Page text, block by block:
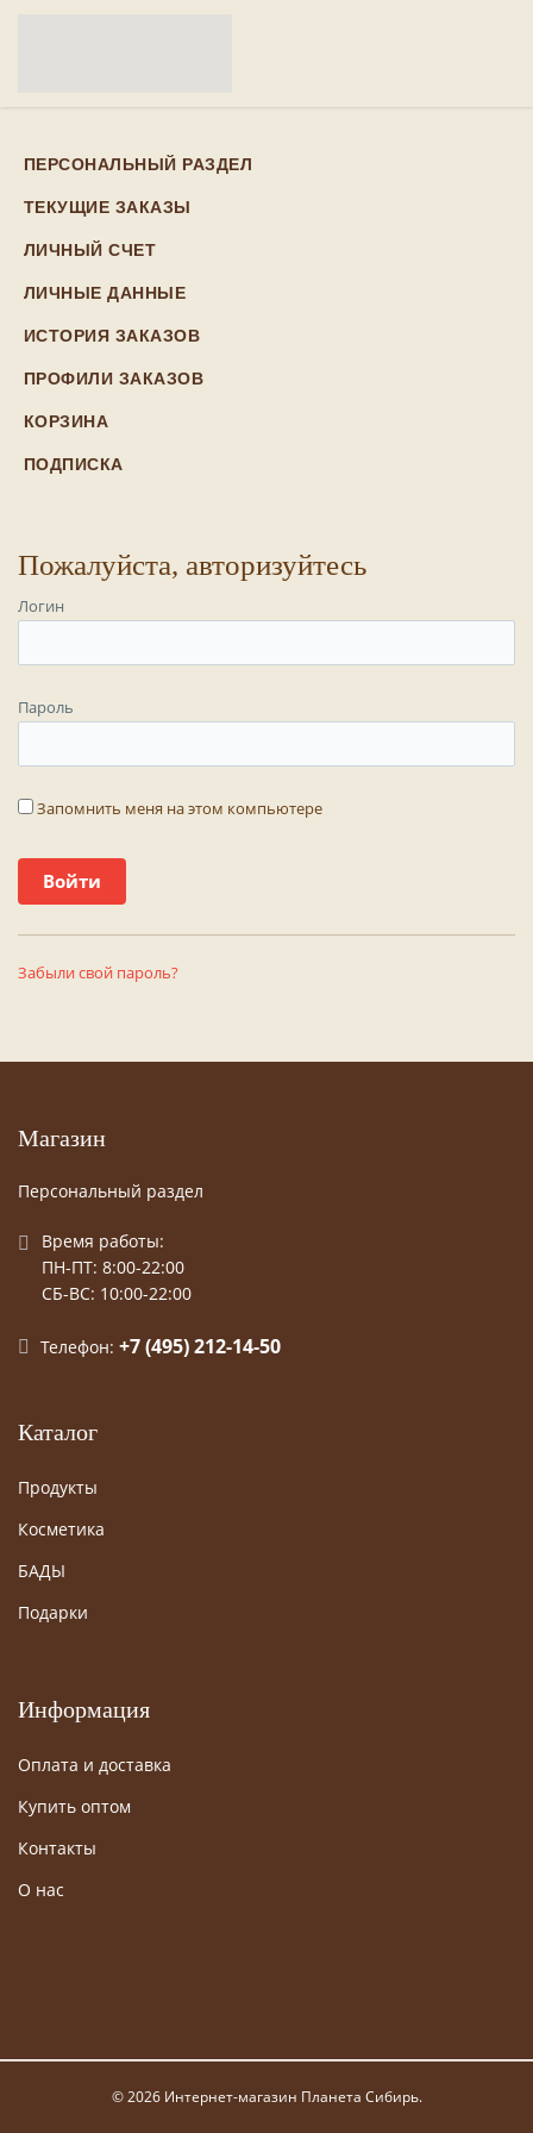
ПЕРСОНАЛЬНЫЙ РАЗДЕЛ
ТЕКУЩИЕ ЗАКАЗЫ
ЛИЧНЫЙ СЧЕТ
ЛИЧНЫЕ ДАННЫЕ
ИСТОРИЯ ЗАКАЗОВ
ПРОФИЛИ ЗАКАЗОВ
КОРЗИНА
ПОДПИСКА
Пожалуйста, авторизуйтесь
Логин
Пароль
Запомнить меня на этом компьютере
Забыли свой пароль?
Магазин
Персональный раздел
Время работы:
ПН-ПТ: 8:00-22:00
СБ-ВС: 10:00-22:00
Телефон: +7 (495) 212-14-50
Каталог
Продукты
Косметика
БАДЫ
Подарки
Информация
Оплата и доставка
Купить оптом
Контакты
О нас
© 2026 Интернет-магазин Планета Сибирь.